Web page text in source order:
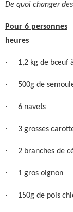
De quoi changer
Pour 6 personnes
heures
· 1,2 kg de bœuf
· 500g de
· 6 navets
· 3 grosses
· 2 branches de
· 1 gros oignon
· 150g de pois